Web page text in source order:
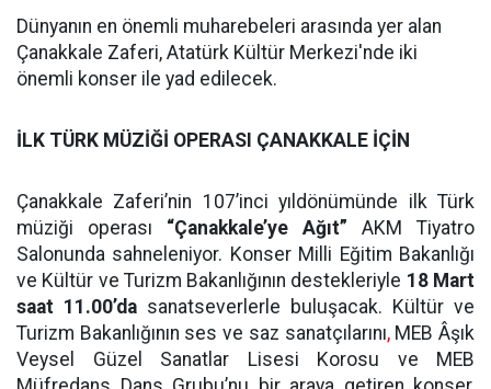
Dünyanın en önemli muharebeleri arasında yer alan
Çanakkale Zaferi, Atatürk Kültür Merkezi'nde iki
önemli konser ile yad edilecek.
İLK TÜRK MÜZİĞİ OPERASI ÇANAKKALE İÇİN
Çanakkale Zaferi’nin 107’inci yıldönümünde ilk Türk
müziği operası “Çanakkale’ye Ağıt” AKM Tiyatro
Salonunda sahneleniyor. Konser Milli Eğitim Bakanlığı
ve Kültür ve Turizm Bakanlığının destekleriyle 18 Mart
saat 11.00’da sanatseverlerle buluşacak. Kültür ve
Turizm Bakanlığının ses ve saz sanatçılarını,MEB Âşık
Veysel Güzel Sanatlar Lisesi Korosu ve MEB